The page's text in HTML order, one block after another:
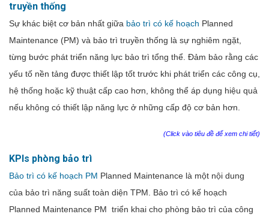
truyền thống
Sự khác biệt cơ bản nhất giữa bảo trì có kế hoạch Planned
Maintenance (PM) và bảo trì truyền thống là sự nghiêm ngặt,
từng bước phát triển năng lực bảo trì tổng thể. Đảm bảo rằng các
yếu tố nền tảng được thiết lập tốt trước khi phát triển các công cụ,
hệ thống hoặc kỹ thuật cấp cao hơn, không thể áp dụng hiệu quả
nếu không có thiết lập năng lực ở những cấp độ cơ bản hơn.
(Click vào tiêu đề để xem chi tiết)
KPIs phòng bảo trì
Bảo trì có kế hoạch PM Planned Maintenance là một nội dung
của bảo trì năng suất toàn diện TPM. Bảo trì có kế hoạch
Planned Maintenance PM triển khai cho phòng bảo trì của công